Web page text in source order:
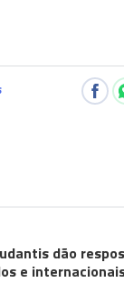
dão
e